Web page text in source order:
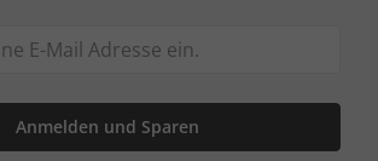
Anmelden und Sparen